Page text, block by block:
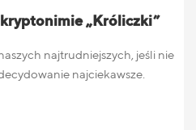
„Króliczki”
najtrudniejszych, jeśli nie
najciekawsze.